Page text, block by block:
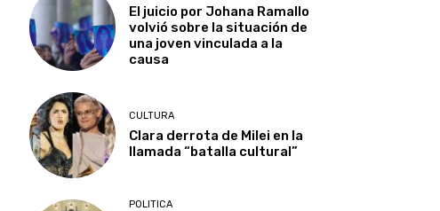
El juicio por Johana Ramallo
volvió sobre la situación de
una joven vinculada a la
causa
CULTURA
Clara derrota de Milei en la
llamada “batalla cultural”
POLITICA